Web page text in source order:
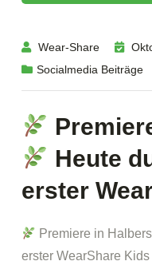
Wear-Share
Socialmedia Beiträge
Heute
erster
Premiere in
erster WearShare